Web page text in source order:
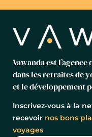
Vawanda est
dans les retraites de
et le développement
Inscrivez-vous à la
recevoir nos bons
voyages